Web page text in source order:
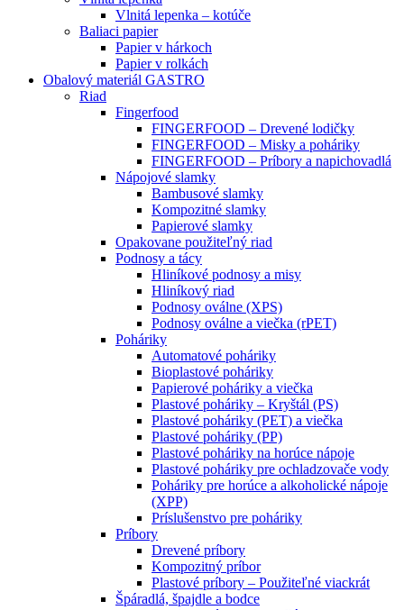
Vlnitá lepenka – kotúče
Baliaci papier
Papier v hárkoch
Papier v rolkách
Obalový materiál GASTRO
Riad
Fingerfood
FINGERFOOD – Drevené lodičky
FINGERFOOD – Misky a poháriky
FINGERFOOD – Príbory a napichovadlá
Nápojové slamky
Bambusové slamky
Kompozitné slamky
Papierové slamky
Opakovane použiteľný riad
Podnosy a tácy
Hliníkové podnosy a misy
Hliníkový riad
Podnosy oválne (XPS)
Podnosy oválne a viečka (rPET)
Poháriky
Automatové poháriky
Bioplastové poháriky
Papierové poháriky a viečka
Plastové poháriky – Kryštál (PS)
Plastové poháriky (PET) a viečka
Plastové poháriky (PP)
Plastové poháriky na horúce nápoje
Plastové poháriky pre ochladzovače vody
Poháriky pre horúce a alkoholické nápoje
(XPP)
Príslušenstvo pre poháriky
Príbory
Drevené príbory
Kompozitný príbor
Plastové príbory – Použiteľné viackrát
Špáradlá, špajdle a bodce